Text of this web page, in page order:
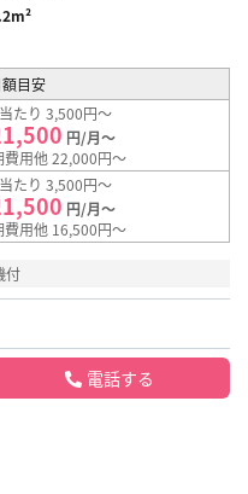
額目安
たり 3,500円～
円/月～
費用他 22,000円～
たり 3,500円～
円/月～
費用他 16,500円～
付
電話する